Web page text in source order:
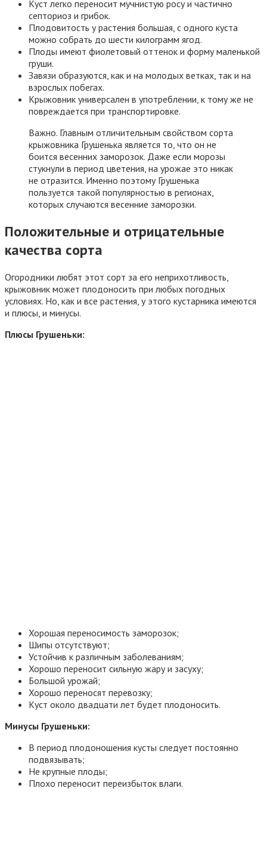
Куст легко переносит мучнистую росу и частично
септориоз и грибок.
Плодовитость у растения большая, с одного куста
можно собрать до шести килограмм ягод.
Плоды имеют фиолетовый оттенок и форму маленькой
груши.
Завязи образуются, как и на молодых ветках, так и на
взрослых побегах.
Крыжовник универсален в употреблении, к тому же не
повреждается при транспортировке.
Важно. Главным отличительным свойством сорта
крыжовника Грушенька является то, что он не
боится весенних заморозок. Даже если морозы
стукнули в период цветения, на урожае это никак
не отразится. Именно поэтому Грушенька
пользуется такой популярностью в регионах,
которых случаются весенние заморозки.
Положительные и отрицательные
качества сорта
Огородники любят этот сорт за его неприхотливость,
крыжовник может плодоносить при любых погодных
условиях. Но, как и все растения, у этого кустарника имеются
и плюсы, и минусы.
Плюсы Грушеньки:
Хорошая переносимость заморозок;
Шипы отсутствуют;
Устойчив к различным заболеваниям;
Хорошо переносит сильную жару и засуху;
Большой урожай;
Хорошо переносят перевозку;
Куст около двадцати лет будет плодоносить.
Минусы Грушеньки:
В период плодоношения кусты следует постоянно
подвязывать;
Не крупные плоды;
Плохо переносит переизбыток влаги.